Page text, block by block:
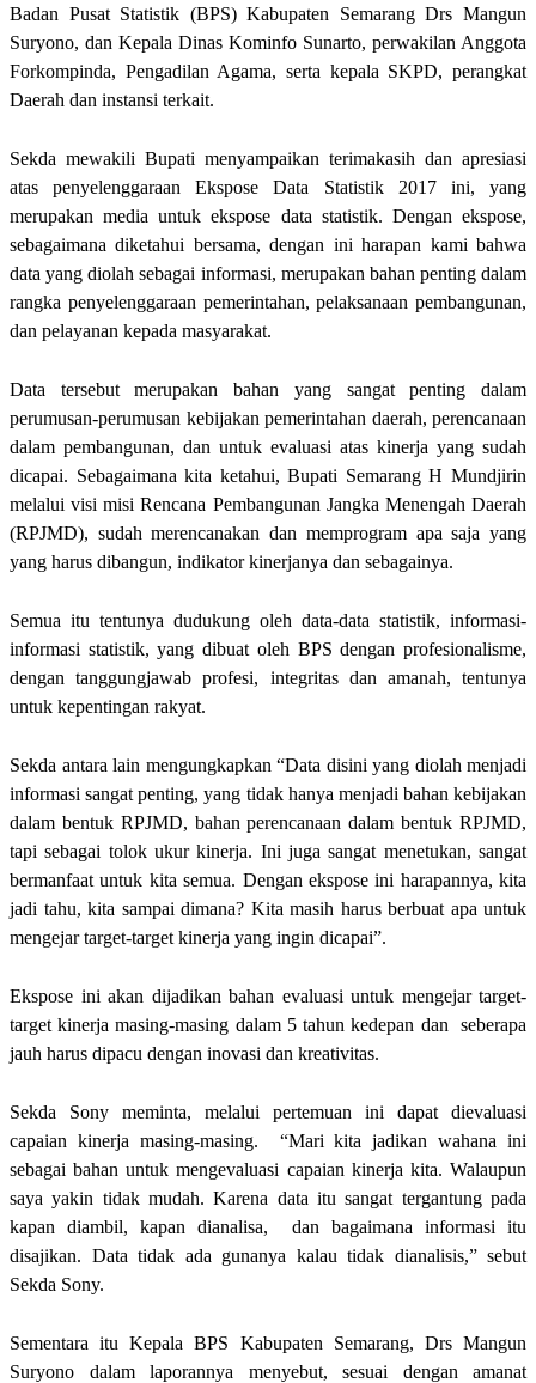
Badan Pusat Statistik (BPS) Kabupaten Semarang Drs Mangun
Suryono, dan Kepala Dinas Kominfo Sunarto, perwakilan Anggota
Forkompinda, Pengadilan Agama, serta kepala SKPD, perangkat
Daerah dan instansi terkait.
Sekda mewakili Bupati menyampaikan terimakasih dan apresiasi
atas penyelenggaraan Ekspose Data Statistik 2017 ini, yang
merupakan media untuk ekspose data statistik. Dengan ekspose,
sebagaimana diketahui bersama, dengan ini harapan kami bahwa
data yang diolah sebagai informasi, merupakan bahan penting dalam
rangka penyelenggaraan pemerintahan, pelaksanaan pembangunan,
dan pelayanan kepada masyarakat.
Data tersebut merupakan bahan yang sangat penting dalam
perumusan-perumusan kebijakan pemerintahan daerah, perencanaan
dalam pembangunan, dan untuk evaluasi atas kinerja yang sudah
dicapai. Sebagaimana kita ketahui, Bupati Semarang H Mundjirin
melalui visi misi Rencana Pembangunan Jangka Menengah Daerah
(RPJMD), sudah merencanakan dan memprogram apa saja yang
yang harus dibangun, indikator kinerjanya dan sebagainya.
Semua itu tentunya dudukung oleh data-data statistik, informasi-
informasi statistik, yang dibuat oleh BPS dengan profesionalisme,
dengan tanggungjawab profesi, integritas dan amanah, tentunya
untuk kepentingan rakyat.
Sekda antara lain mengungkapkan “Data disini yang diolah menjadi
informasi sangat penting, yang tidak hanya menjadi bahan kebijakan
dalam bentuk RPJMD, bahan perencanaan dalam bentuk RPJMD,
tapi sebagai tolok ukur kinerja. Ini juga sangat menetukan, sangat
bermanfaat untuk kita semua. Dengan ekspose ini harapannya, kita
jadi tahu, kita sampai dimana? Kita masih harus berbuat apa untuk
mengejar target-target kinerja yang ingin dicapai”.
Ekspose ini akan dijadikan bahan evaluasi untuk mengejar target-
target kinerja masing-masing dalam 5 tahun kedepan dan seberapa
jauh harus dipacu dengan inovasi dan kreativitas.
Sekda Sony meminta, melalui pertemuan ini dapat dievaluasi
capaian kinerja masing-masing. “Mari kita jadikan wahana ini
sebagai bahan untuk mengevaluasi capaian kinerja kita. Walaupun
saya yakin tidak mudah. Karena data itu sangat tergantung pada
kapan diambil, kapan dianalisa, dan bagaimana informasi itu
disajikan. Data tidak ada gunanya kalau tidak dianalisis,” sebut
Sekda Sony.
Sementara itu Kepala BPS Kabupaten Semarang, Drs Mangun
Suryono dalam laporannya menyebut, sesuai dengan amanat